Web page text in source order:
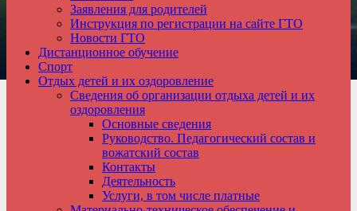
Заявления для родителей
Инструкция по регистрации на сайте ГТО
Новости ГТО
Дистанционное обучение
Спорт
Отдых детей и их оздоровление
Сведения об организации отдыха детей и их
оздоровления
Основные сведения
Руководство. Педагогический состав и
вожатский состав
Контакты
Деятельность
Услуги, в том числе платные